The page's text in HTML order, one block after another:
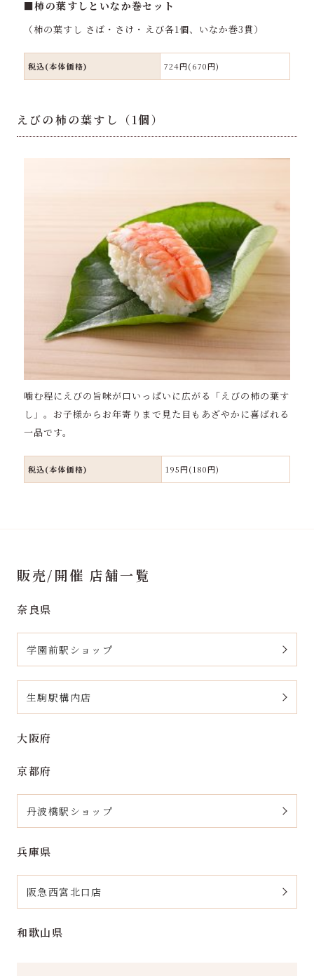
■柿の葉すしといなか巻セット
（柿の葉すし さば・さけ・えび各1個、いなか巻3貫）
税込(本体価格) 724円(670円)
えびの柿の葉すし（1個）
噛む程にえびの旨味が口いっぱいに広がる「えびの柿の葉す
し」。お子様からお年寄りまで見た目もあざやかに喜ばれる
一品です。
税込(本体価格) 195円(180円)
販売/開催 店舗一覧
奈良県
学園前駅ショップ
生駒駅構内店
大阪府
京都府
丹波橋駅ショップ
兵庫県
阪急西宮北口店
和歌山県